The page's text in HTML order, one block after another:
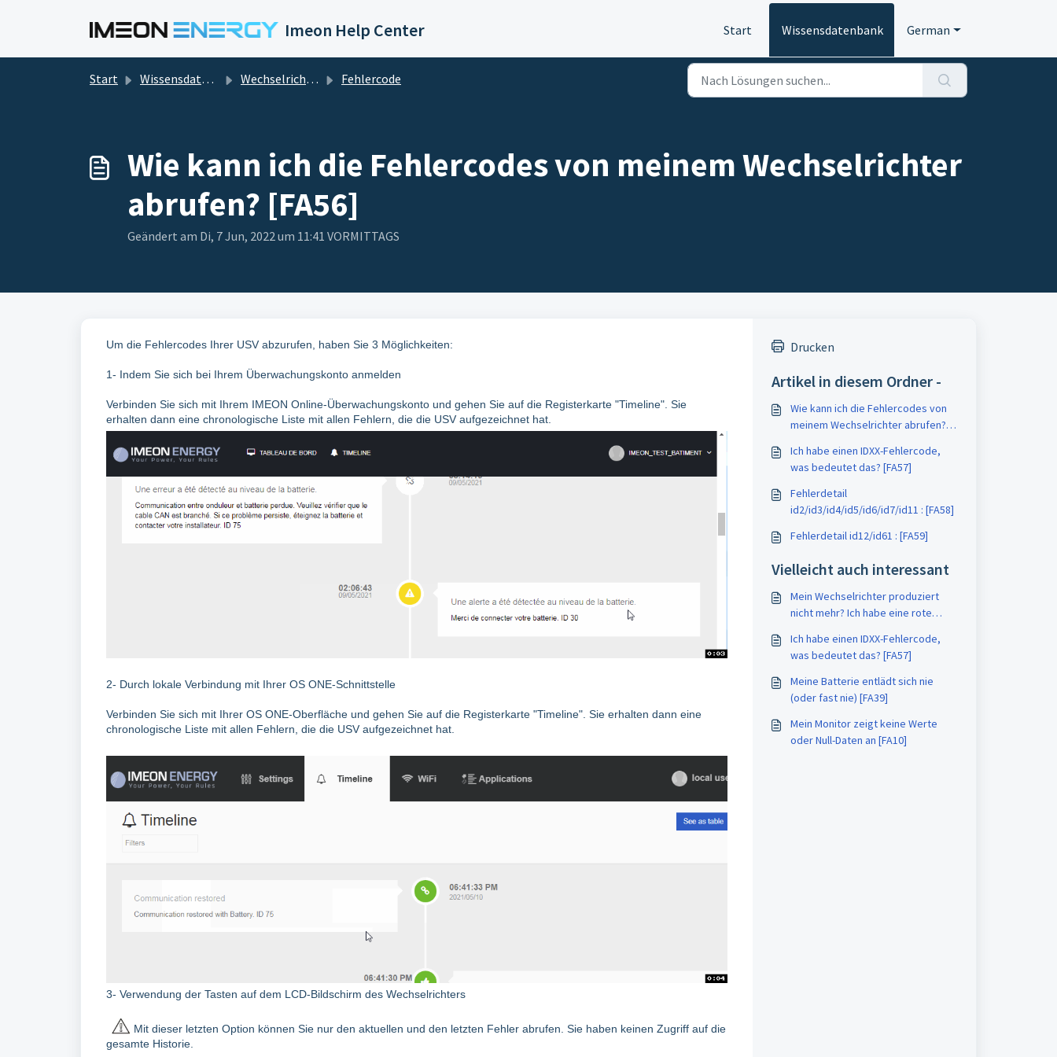
Imeon Help Center Start Wissensdatenbank German
Start Wissensdatenbank Wechselrichter Fehlercode
Wie kann ich die Fehlercodes von meinem Wechselrichter
abrufen? [FA56]
Geändert am Di, 7 Jun, 2022 um 11:41 VORMITTAGS
Um die Fehlercodes Ihrer USV abzurufen, haben Sie 3 Möglichkeiten:
1- Indem Sie sich bei Ihrem Überwachungskonto anmelden
Verbinden Sie sich mit Ihrem IMEON Online-Überwachungskonto und gehen Sie auf die Registerkarte "Timeline". Sie
erhalten dann eine chronologische Liste mit allen Fehlern, die die USV aufgezeichnet hat.
2- Durch lokale Verbindung mit Ihrer OS ONE-Schnittstelle
Verbinden Sie sich mit Ihrer OS ONE-Oberfläche und gehen Sie auf die Registerkarte "Timeline". Sie erhalten dann eine
chronologische Liste mit allen Fehlern, die die USV aufgezeichnet hat.
3- Verwendung der Tasten auf dem LCD-Bildschirm des Wechselrichters
Mit dieser letzten Option können Sie nur den aktuellen und den letzten Fehler abrufen. Sie haben keinen Zugriff auf die
gesamte Historie.
Drucken
Artikel in diesem Ordner -
Wie kann ich die Fehlercodes von
meinem Wechselrichter abrufen?
Ich habe einen IDXX-Fehlercode,
was bedeutet das? [FA57]
Fehlerdetail
id2/id3/id4/id5/id6/id7/id11 : [FA58]
Fehlerdetail id12/id61 : [FA59]
Vielleicht auch interessant
Mein Wechselrichter produziert
nicht mehr? Ich habe eine rote
[FA83]
Ich habe einen IDXX-Fehlercode,
was bedeutet das? [FA57]
Meine Batterie entlädt sich nie
(oder fast nie) [FA39]
Mein Monitor zeigt keine Werte
oder Null-Daten an [FA10]